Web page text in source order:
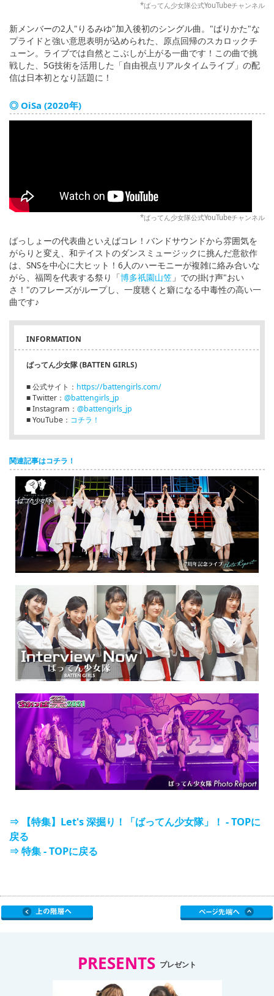
*ばってん少女隊公式YouTubeチャンネル
新メンバーの2人"りるみゆ"加入後初のシングル曲。"ばりかた"な
プライドと強い意思表明が込められた、原点回帰のスカロックチ
ューン。ライブでは自然とこぶしが上がる一曲です！この曲で挑
戦した、5G技術を活用した「自由視点リアルタイムライブ」の配
信は日本初となり話題に！
◎ OiSa (2020年)
*ばってん少女隊公式YouTubeチャンネル
ばっしょーの代表曲といえばコレ！バンドサウンドから雰囲気を
がらりと変え、和テイストのダンスミュージックに挑んだ意欲作
は、SNSを中心に大ヒット！6人のハーモニーが複雑に絡み合いな
がら、福岡を代表する祭り「博多祇園山笠 」での掛け声"おい
さ！"のフレーズがループし、一度聴くと癖になる中毒性の高い一
曲です♪
INFORMATION
ばってん少女隊 (BATTEN GIRLS)
■ 公式サイト： https://battengirls.com/
■ Twitter： @battengirls_jp
■ Instagram： @battengirls_jp
■ YouTube： コチラ！
関連記事はコチラ！
⇒ 【特集】Let's 深掘り！「ばってん少女隊」！ - TOPに
戻る
⇒ 特集 - TOPに戻る
PRESENTS プレゼント